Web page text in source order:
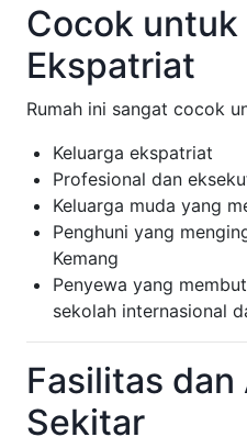
Cocok untuk
Ekspatriat
Rumah ini sangat cocok
Keluarga ekspatriat
Profesional dan
Keluarga muda yang
Penghuni yang
Kemang
Penyewa yang
sekolah internasional
Fasilitas dan
Sekitar